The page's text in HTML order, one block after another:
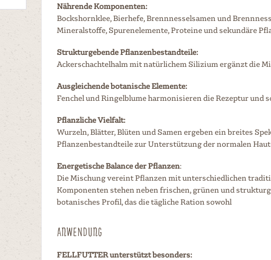
Nährende Komponenten:
Bockshornklee, Bierhefe, Brennnesselsamen und
Mineralstoffe, Spurenelemente, Proteine und sekundäre
Strukturgebende Pflanzenbestandteile:
Ackerschachtelhalm mit natürlichem Silizium ergänzt die
Ausgleichende botanische Elemente:
Fenchel und Ringelblume harmonisieren die Rezeptur und
Pflanzliche Vielfalt:
Wurzeln, Blätter, Blüten und Samen ergeben ein breites
Pflanzenbestandteile zur Unterstützung der normalen
Energetische Balance der Pflanzen:
Die Mischung vereint Pflanzen mit unterschiedlichen
Komponenten stehen neben frischen, grünen und
botanisches Profil, das die tägliche Ration sowohl
ANWENDUNG
FELLFUTTER unterstützt besonders: